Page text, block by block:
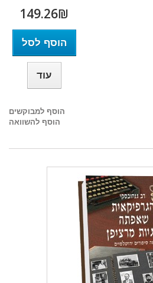
149.26₪‎
הוסף לסל
עוד
הוסף למבוקשים
הוסף להשוואה